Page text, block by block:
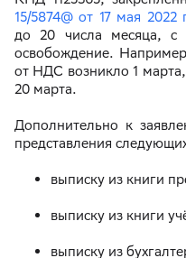
15/5874@ от 17 мая 2022
до 20 числа месяца, с
освобождение.
от НДС возникло 1
20 марта.
Дополнительно к
представления
выписку из книги
выписку из книги
выписку из